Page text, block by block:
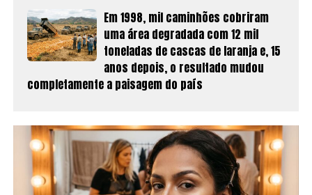
Em 1998, mil caminhões cobriram
uma área degradada com 12 mil
toneladas de cascas de laranja e, 15
anos depois, o resultado mudou
completamente a paisagem do país